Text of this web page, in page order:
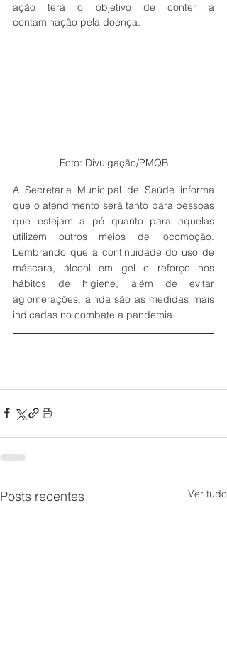
ação terá o objetivo de conter a
contaminação pela doença.
Foto: Divulgação/PMQB
A Secretaria Municipal de Saúde informa
que o atendimento será tanto para pessoas
que estejam a pé quanto para aquelas
utilizem outros meios de locomoção.
Lembrando que a continuidade do uso de
máscara, álcool em gel e reforço nos
hábitos de higiene, além de evitar
aglomerações, ainda são as medidas mais
indicadas no combate a pandemia.
Posts recentes Ver tudo